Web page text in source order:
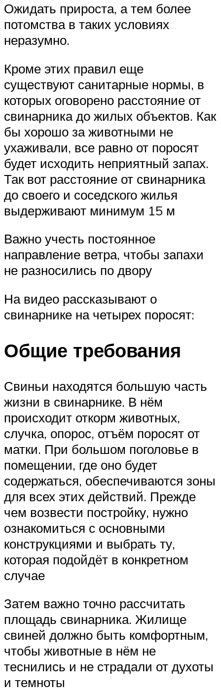
Ожидать прироста, а тем более
потомства в таких условиях
неразумно.
Кроме этих правил еще
существуют санитарные нормы, в
которых оговорено расстояние от
свинарника до жилых объектов. Как
бы хорошо за животными не
ухаживали, все равно от поросят
будет исходить неприятный запах.
Так вот расстояние от свинарника
до своего и соседского жилья
выдерживают минимум 15 м
Важно учесть постоянное
направление ветра, чтобы запахи
не разносились по двору
На видео рассказывают о
свинарнике на четырех поросят:
Общие требования
Свиньи находятся большую часть
жизни в свинарнике. В нём
происходит откорм животных,
случка, опорос, отъём поросят от
матки. При большом поголовье в
помещении, где оно будет
содержаться, обеспечиваются зоны
для всех этих действий. Прежде
чем возвести постройку, нужно
ознакомиться с основными
конструкциями и выбрать ту,
которая подойдёт в конкретном
случае
Затем важно точно рассчитать
площадь свинарника. Жилище
свиней должно быть комфортным,
чтобы животные в нём не
теснились и не страдали от духоты
и темноты